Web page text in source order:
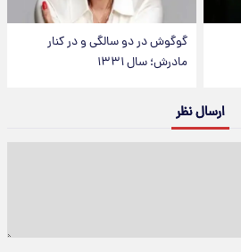
گوگوش در دو سالگی و در کنار
مادرش؛ سال ۱۳۳۱
ارسال نظر